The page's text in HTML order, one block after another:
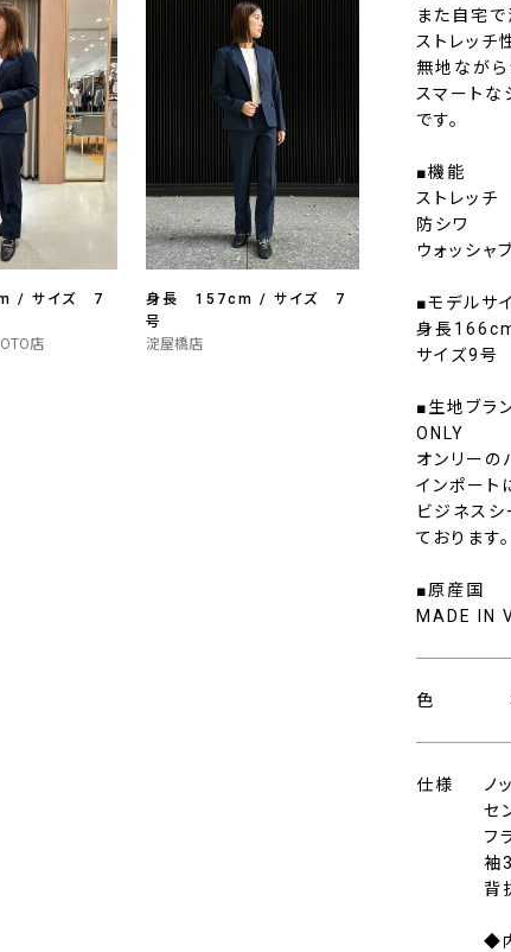
また自宅で
ストレッチ
無地ながら
スマートな
です。
■機能
ストレッチ
防シワ
ウォッシャ
■モデルサ
身長
サイズ9号
■生地ブラ
ONLY
オンリーの
インポート
ビジネス
ております。
■原産国
MADE IN
色
仕様
ノ
セ
フ
袖
背
◆
/ サイズ 7
店
身長 157cm / サイズ 7
号
淀屋橋店